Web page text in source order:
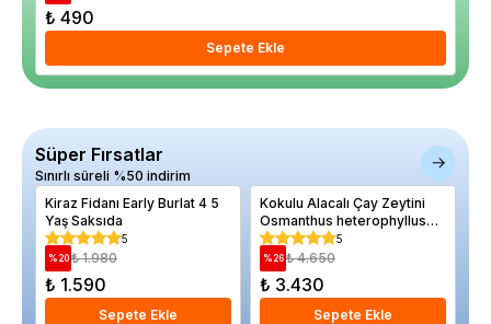
₺ 490
Sepete Ekle
Süper Fırsatlar
Sınırlı süreli %50 indirim
Kiraz Fidanı Early Burlat 4 5
Yaş Saksıda
5
%20 ₺ 1.980
₺ 1.590
Sepete Ekle
Kokulu Alacalı Çay Zeytini
Osmanthus heterophyllus
Tricolour 40 İthal Saksıda
5
%26 ₺ 4.650
₺ 3.430
Sepete Ekle